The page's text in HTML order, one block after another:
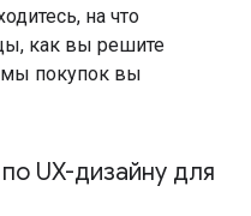
на что
как вы решите
покупок вы
UX-дизайну для